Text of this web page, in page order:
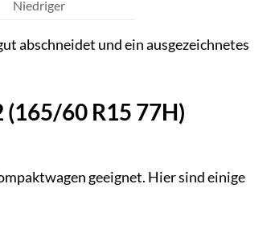
Niedriger
abschneidet und ein ausgezeichnetes
(165/60 R15 77H)
geeignet. Hier sind einige